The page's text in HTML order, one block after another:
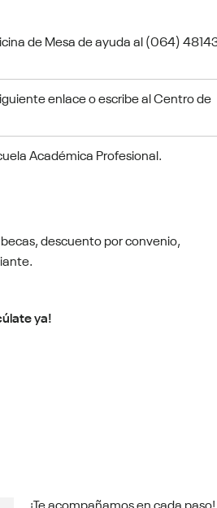
de Mesa de ayuda al (064)
enlace o escribe al Centro de
Académica Profesional.
descuento por convenio,
ya!
¡Te acompañamos en cada